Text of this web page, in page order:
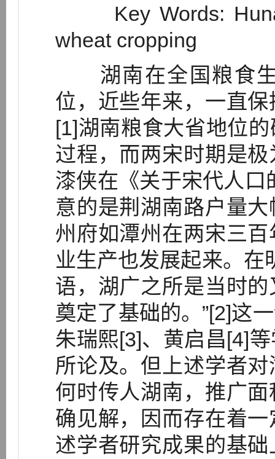
Key Words:
wheat cropping
湖南在全国粮食生
位，近些年来，一直
[1]湖南粮食大省地位
过程，而两宋时期是
漆侠在《关于宋代人口
意的是荆湖南路户量
州府如潭州在两宋三
业生产也发展起来。在
语，湖广之所是当时
奠定了基础的。”[2]这
朱瑞熙[3]、黄启昌[4]
所论及。但上述学者
何时传人湖南，推广
确见解，因而存在着
述学者研究成果的基